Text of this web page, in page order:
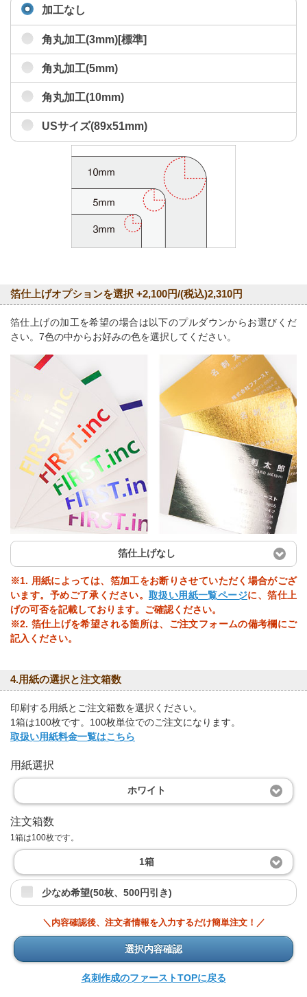
加工なし
角丸加工(3mm)[標準]
角丸加工(5mm)
角丸加工(10mm)
USサイズ(89x51mm)
箔仕上げオプションを選択 +2,100円/(税込)2,310円
箔仕上げの加工を希望の場合は以下のプルダウンからお選びくだ
さい。7色の中からお好みの色を選択してください。
箔仕上げなし
※1. 用紙によっては、箔加工をお断りさせていただく場合がござ
います。予めご了承ください。 取扱い用紙一覧ページに、箔仕上
げの可否を記載しております。ご確認ください。
※2. 箔仕上げを希望される箇所は、ご注文フォームの備考欄にご
記入ください。
4.用紙の選択と注文箱数
印刷する用紙とご注文箱数を選択ください。
1箱は100枚です。100枚単位でのご注文になります。
取扱い用紙料金一覧はこちら
用紙選択
ホワイト
注文箱数
1箱は100枚です。
1箱
少なめ希望(50枚、500円引き)
＼内容確認後、注文者情報を入力するだけ簡単注文！／
選択内容確認
名刺作成のファーストTOPに戻る